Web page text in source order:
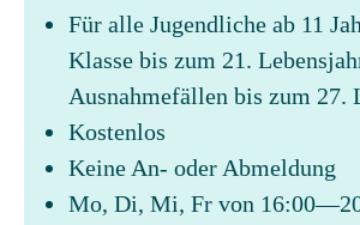
Für alle Jugendliche ab 11
Klasse bis zum 21.
Ausnahmefällen bis zum 27.
Kostenlos
Keine An- oder Abmeldung
Mo, Di, Mi, Fr von